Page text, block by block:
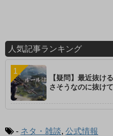
人気記事ランキング
【疑問】最近抜け
さそうなのに抜け
- ネタ・雑談, 公式情報